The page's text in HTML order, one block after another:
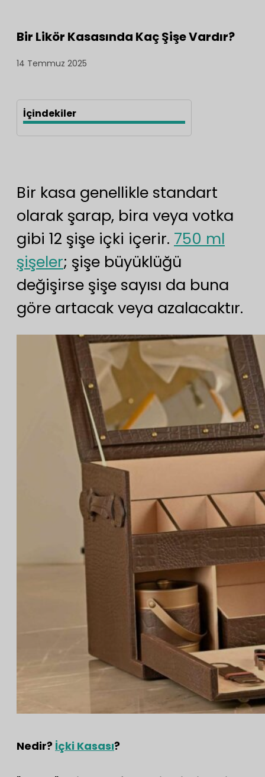
Bir Likör Kasasında Kaç Şişe Vardır?
14 Temmuz 2025
İçindekiler
Bir kasa genellikle standart
olarak şarap, bira veya votka
gibi 12 şişe içki içerir. 750 ml
şişeler; şişe büyüklüğü
değişirse şişe sayısı da buna
göre artacak veya azalacaktır.
Nedir? İçki Kasası?